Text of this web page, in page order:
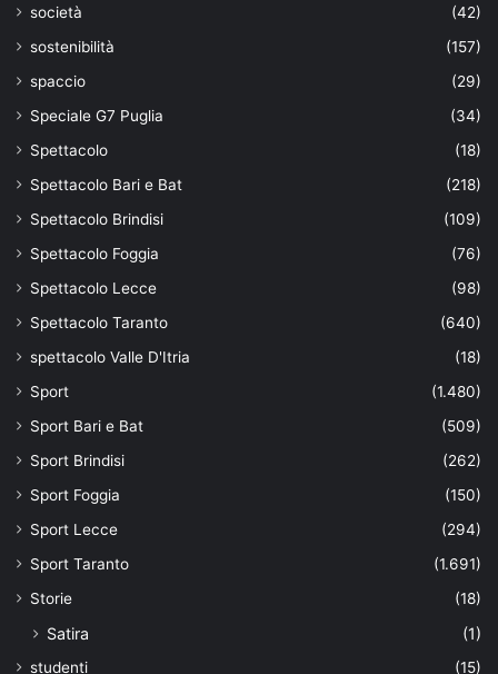
società
(42)
sostenibilità
(157)
spaccio
(29)
Speciale G7 Puglia
(34)
Spettacolo
(18)
Spettacolo Bari e Bat
(218)
Spettacolo Brindisi
(109)
Spettacolo Foggia
(76)
Spettacolo Lecce
(98)
Spettacolo Taranto
(640)
spettacolo Valle D'Itria
(18)
Sport
(1.480)
Sport Bari e Bat
(509)
Sport Brindisi
(262)
Sport Foggia
(150)
Sport Lecce
(294)
Sport Taranto
(1.691)
Storie
(18)
Satira (1)
studenti
(15)